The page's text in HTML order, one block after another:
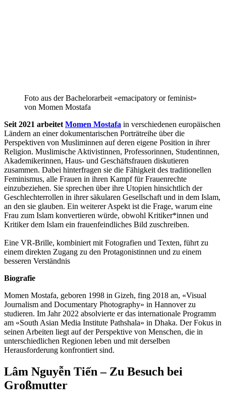
Foto aus der Bachelorarbeit «emacipatory or feminist»
von Momen Mostafa
Seit 2021 arbeitet Momen Mostafa in verschiedenen europäischen
Ländern an einer dokumentarischen Porträtreihe über die
Perspektiven von Musliminnen auf deren eigene Position in ihrer
Religion. Muslimische Aktivistinnen, Professorinnen, Studentinnen,
Akademikerinnen, Haus- und Geschäftsfrauen diskutieren
zusammen. Dabei hinterfragen sie die Fähigkeit des traditionellen
Feminismus, alle Frauen in ihren Kampf für Frauenrechte
einzubeziehen. Sie sprechen über ihre Utopien hinsichtlich der
Geschlechterrollen in ihrer säkularen Gesellschaft und in dem Islam,
an den sie glauben. Ein weiterer Aspekt ist die Frage, warum eine
Frau zum Islam konvertieren würde, obwohl Kritiker*innen und
Kritiker dem Islam ein frauenfeindliches Bild zuschreiben.
Eine VR-Brille, kombiniert mit Fotografien und Texten, führt zu
einem direkten Zugang zu den Protagonistinnen und zu einem
besseren Verständnis
Biografie
Momen Mostafa, geboren 1998 in Gizeh, fing 2018 an, «Visual
Journalism and Documentary Photography» in Hannover zu
studieren. Im Jahr 2022 absolvierte er das internationale Programm
am «South Asian Media Institute Pathshala» in Dhaka. Der Fokus in
seinen Arbeiten liegt auf der Perspektive von Menschen, die in
unterschiedlichen Regionen leben und mit derselben
Herausforderung konfrontiert sind.
Lâm Nguyễn Tiến – Zu Besuch bei
Großmutter